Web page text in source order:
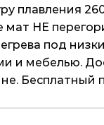
плавления
мат НЕ
под
и мебелью.
Бесплатный